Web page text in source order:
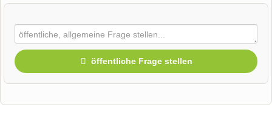
öffentliche Frage stellen